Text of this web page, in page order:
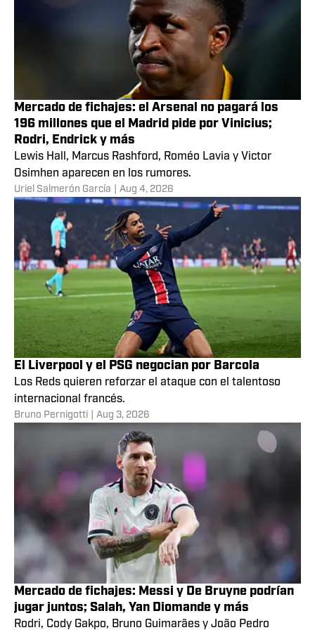
Mercado de fichajes: el Arsenal no pagará los
196 millones que el Madrid pide por Vinicius;
Rodri, Endrick y más
Lewis Hall, Marcus Rashford, Roméo Lavia y Victor
Osimhen aparecen en los rumores.
Uriel Salmerón García Aug 4, 2026
El Liverpool y el PSG negocian por Barcola
Los Reds quieren reforzar el ataque con el talentoso
internacional francés.
Bruno Pernigotti Aug 3, 2026
Mercado de fichajes: Messi y De Bruyne podrían
jugar juntos; Salah, Yan Diomande y más
Rodri, Cody Gakpo, Bruno Guimarães y João Pedro